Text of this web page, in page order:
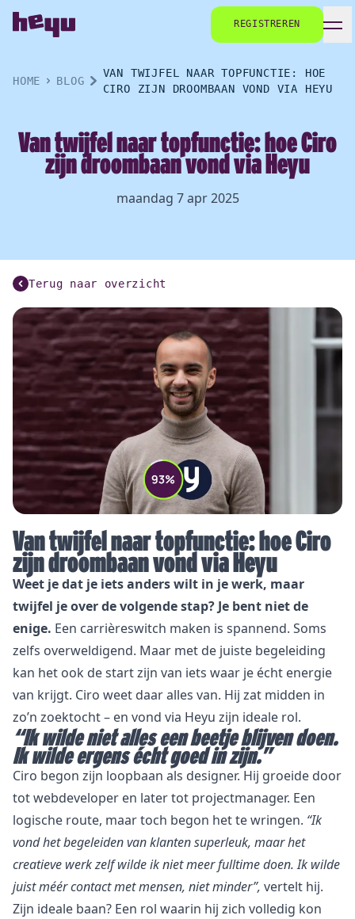
REGISTREREN
HOME BLOG
VAN TWIJFEL NAAR TOPFUNCTIE: HOE
CIRO ZIJN DROOMBAAN VOND VIA HEYU
Van twijfel naar topfunctie: hoe Ciro
zijn droombaan vond via Heyu
maandag 7 apr 2025
Terug naar overzicht
Van twijfel naar topfunctie: hoe Ciro
zijn droombaan vond via Heyu
Weet je dat je iets anders wilt in je werk, maar
twijfel je over de volgende stap? Je bent niet de
enige. Een carrièreswitch maken is spannend. Soms
zelfs overweldigend. Maar met de juiste begeleiding
kan het ook de start zijn van iets waar je écht energie
van krijgt. Ciro weet daar alles van. Hij zat midden in
zo’n zoektocht – en vond via Heyu zijn ideale rol.
“Ik wilde niet alles een beetje blijven doen.
Ik wilde ergens écht goed in zijn.”
Ciro begon zijn loopbaan als designer. Hij groeide door
tot webdeveloper en later tot projectmanager. Een
logische route, maar toch begon het te wringen. “Ik
vond het begeleiden van klanten superleuk, maar het
creatieve werk zelf wilde ik niet meer fulltime doen. Ik wilde
juist méér contact met mensen, niet minder”, vertelt hij.
Zijn ideale baan? Een rol waarin hij zich volledig kon